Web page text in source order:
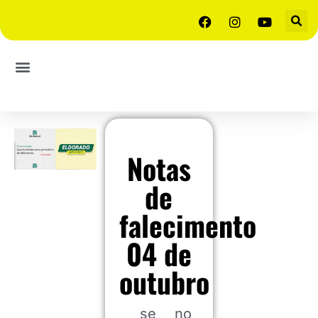
Notas
de
falecimento
04 de
outubro
se
no